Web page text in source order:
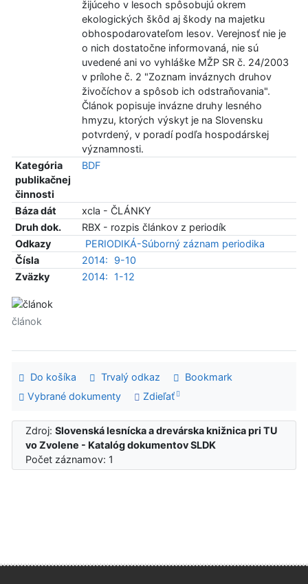
žijúceho v lesoch spôsobujú okrem
ekologických škôd aj škody na majetku
obhospodarovateľom lesov. Verejnosť nie je
o nich dostatočne informovaná, nie sú
uvedené ani vo vyhláške MŽP SR č. 24/2003
v prílohe č. 2 "Zoznam inváznych druhov
živočíchov a spôsob ich odstraňovania".
Článok popisuje invázne druhy lesného
hmyzu, ktorých výskyt je na Slovensku
potvrdený, v poradí podľa hospodárskej
významnosti.
Kategória
publikačnej
činnosti
BDF
Báza dát
xcla - ČLÁNKY
Druh dok.
RBX - rozpis článkov z periodík
Odkazy
PERIODIKÁ-Súborný záznam periodika
Čísla
2014:
9-10
Zväzky
2014: 1-12
článok
Do košíka Trvalý odkaz
Bookmark
Vybrané dokumenty
Zdieľať
Zdroj:Slovenská lesnícka a drevárska knižnica pri TU
vo Zvolene - Katalóg dokumentov SLDK
Počet záznamov: 1